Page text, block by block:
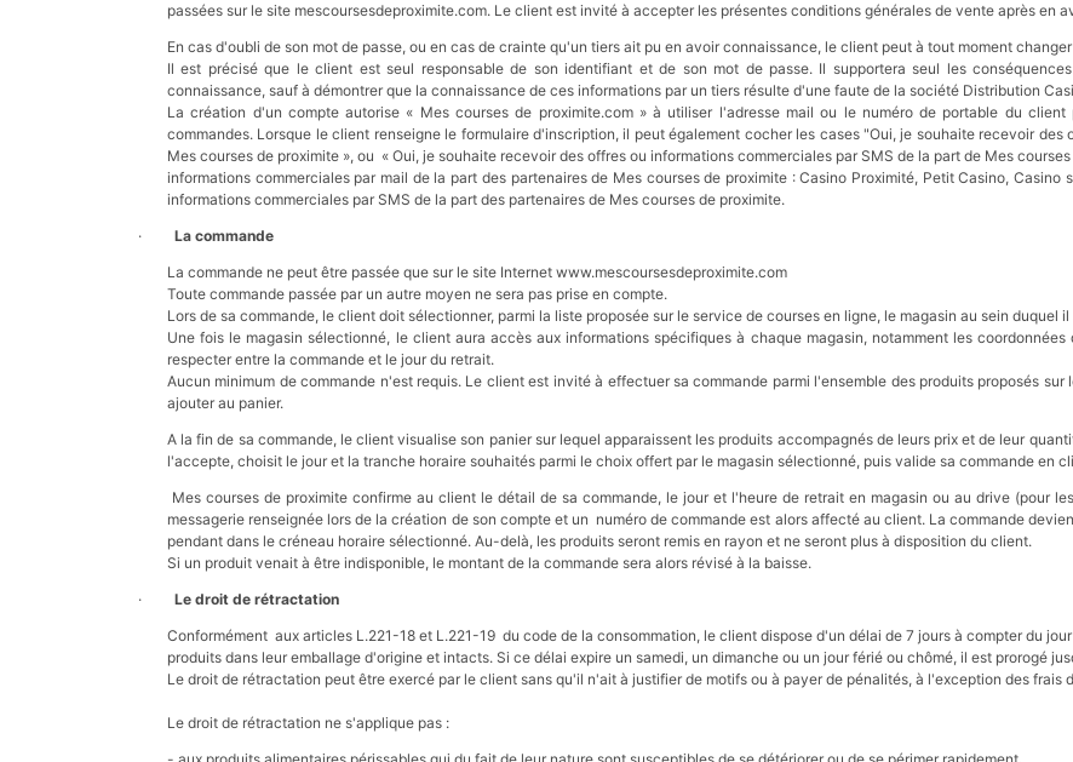
passées sur le site mescoursesdeproximite.com. Le client est invité à accepter les présentes conditions générales de vente après en
En cas d'oubli de son mot de passe, ou en cas de crainte qu'un tiers ait pu en avoir connaissance, le client peut à tout moment
Il est précisé que le client est seul responsable de son identifiant et de son mot de passe. Il supportera seul les
connaissance, sauf à démontrer que la connaissance de ces informations par un tiers résulte d'une faute de la société Distribution
La création d'un compte autorise « Mes courses de proximite.com » à utiliser l'adresse mail ou le numéro de portable du
commandes. Lorsque le client renseigne le formulaire d'inscription, il peut également cocher les cases "Oui, je souhaite recevoir
Mes courses de proximite », ou « Oui, je souhaite recevoir des offres ou informations commerciales par SMS de la part de Mes
informations commerciales par mail de la part des partenaires de Mes courses de proximite : Casino Proximité, Petit Casino, Casino
informations commerciales par SMS de la part des partenaires de Mes courses de proximite.
· La commande
La commande ne peut être passée que sur le site Internet www.mescoursesdeproximite.com
Toute commande passée par un autre moyen ne sera pas prise en compte.
Lors de sa commande, le client doit sélectionner, parmi la liste proposée sur le service de courses en ligne, le magasin au sein duquel
Une fois le magasin sélectionné, le client aura accès aux informations spécifiques à chaque magasin, notamment les
respecter entre la commande et le jour du retrait.
Aucun minimum de commande n'est requis. Le client est invité à effectuer sa commande parmi l'ensemble des produits proposés
ajouter au panier.
A la fin de sa commande, le client visualise son panier sur lequel apparaissent les produits accompagnés de leurs prix et de leur
l'accepte, choisit le jour et la tranche horaire souhaités parmi le choix offert par le magasin sélectionné, puis valide sa commande en
Mes courses de proximite confirme au client le détail de sa commande, le jour et l'heure de retrait en magasin ou au drive (pour
messagerie renseignée lors de la création de son compte et un numéro de commande est alors affecté au client. La commande
pendant dans le créneau horaire sélectionné. Au-delà, les produits seront remis en rayon et ne seront plus à disposition du client.
Si un produit venait à être indisponible, le montant de la commande sera alors révisé à la baisse.
· Le droit de rétractation
Conformément aux articles L.221-18 et L.221-19 du code de la consommation, le client dispose d'un délai de 7 jours à compter du
produits dans leur emballage d'origine et intacts. Si ce délai expire un samedi, un dimanche ou un jour férié ou chômé, il est prorogé
Le droit de rétractation peut être exercé par le client sans qu'il n'ait à justifier de motifs ou à payer de pénalités, à l'exception des frais
Le droit de rétractation ne s'applique pas :